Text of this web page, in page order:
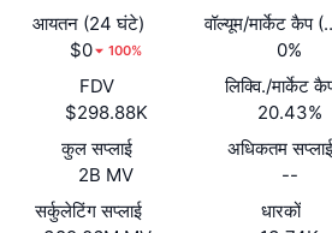
आयतन (24 घंटे)
$0
100%
वॉल्यूम/मार्केट कैप
0%
FDV
$298.88K
लिक्वि./मार्केट
20.43%
कुल सप्लाई
2B MV
अधिकतम सप्लाई
--
सर्कुलेटिंग सप्लाई
धारकों